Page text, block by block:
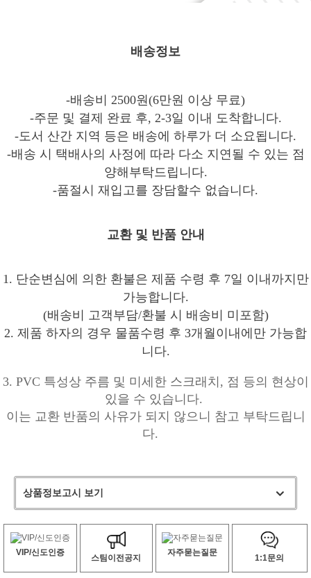
배송정보
-배송비 2500원(6만원 이상 무료)
-주문 및 결제 완료 후, 2-3일 이내 도착합니다.
-도서 산간 지역 등은 배송에 하루가 더 소요됩니다.
-배송 시 택배사의 사정에 따라 다소 지연될 수 있는 점
양해부탁드립니다.
-품절시 재입고를 장담할수 없습니다.
교환 및 반품 안내
1. 단순변심에 의한 환불은 제품 수령 후 7일 이내까지만
가능합니다.
(배송비 고객부담/환불 시 배송비 미포함)
2. 제품 하자의 경우 물품수령 후 3개월이내에만 가능합
니다.
3. PVC 특성상 주름 및 미세한 스크래치, 점 등의 현상이
있을 수 있습니다.
이는 교환 반품의 사유가 되지 않으니 참고 부탁드립니
다.
상품정보고시 보기
VIP/신도인증
스팀이전공지
자주묻는질문
1:1문의